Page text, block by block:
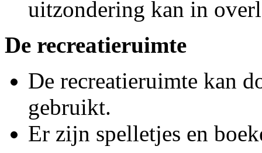
uitzondering kan in
De recreatieruimte
De recreatieruimte kan
gebruikt.
Er zijn spelletjes en